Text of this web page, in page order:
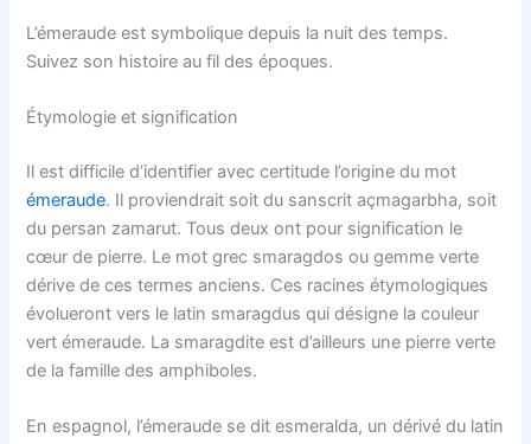
L’émeraude est symbolique depuis la nuit des temps.
Suivez son histoire au fil des époques.
Étymologie et signification
Il est difficile d’identifier avec certitude l’origine du mot
émeraude. Il proviendrait soit du sanscritaçmagarbha, soit
du persan zamarut. Tous deux ont pour signification le
cœur de pierre. Le mot grec smaragdos ougemme verte
dérive de ces termes anciens. Ces racines étymologiques
évolueront vers le latin smaragdus qui désigne la couleur
vert émeraude. La smaragdite est d’ailleurs une pierre verte
de la famille des amphiboles.
En espagnol, l’émeraude se ditesmeralda, un dérivé du latin